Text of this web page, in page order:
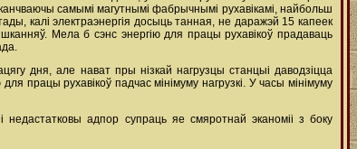
самымі магутнымі фабрычнымі рухавікамі, найбольш
калі электраэнергія досыць танная, не даражэй 15 капеек
Мела б сэнс энергію для працы рухавікоў прадаваць
дня, але нават пры нізкай нагрузцы станцыі даводзіцца
працы рухавікоў падчас мінімуму нагрузкі. У часы мінімуму
недастатковы адпор супраць яе смяротнай эканоміі з боку